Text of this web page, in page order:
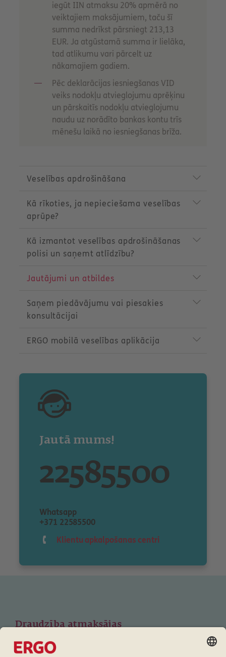
iegūt IIN atmaksu 20% apmērā no
veiktajiem maksājumiem, taču šī
summa nedrīkst pārsniegt 213,13
EUR. Ja atgūstamā summa ir lielāka,
tad atlikumu vari pārcelt uz
nākamajiem gadiem.
Pēc deklarācijas iesniegšanas VID
veiks nodokļu atvieglojumu aprēķinu
un pārskaitīs nodokļu atvieglojumu
naudu uz norādīto bankas kontu trīs
mēnešu laikā no iesniegšanas brīža.
Veselības apdrošināšana
Kā rīkoties, ja nepieciešama veselības
aprūpe?
Kā izmantot veselības apdrošināšanas
polisi un saņemt atlīdzību?
Jautājumi un atbildes
Saņem piedāvājumu vai piesakies
konsultācijai
ERGO mobilā veselības aplikācija
Jautā mums!
22585500
Whatsapp
+371 22585500
Klientu apkalpošanas centri
Draudzība atmaksājas
Lojalitātes programma ERGO klientiem